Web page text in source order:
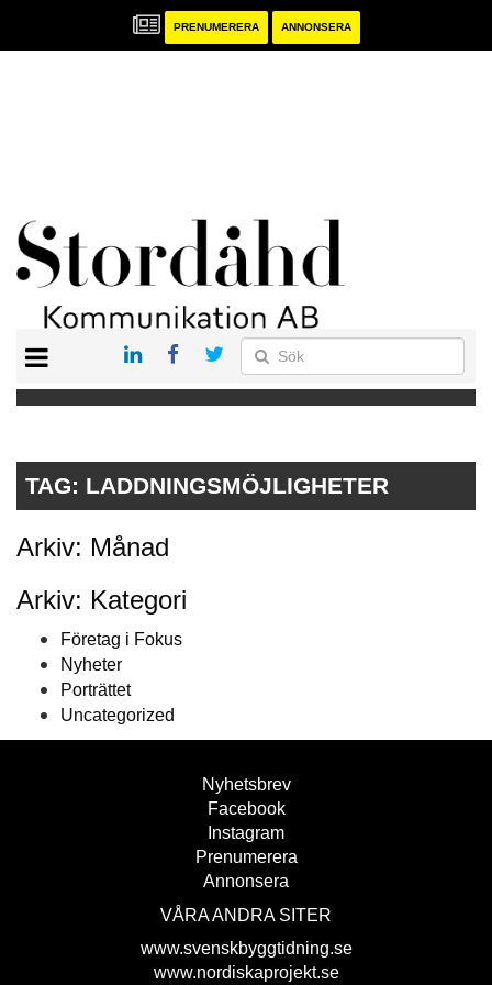
PRENUMERERA ANNONSERA
TAG: LADDNINGSMÖJLIGHETER
Arkiv: Månad
Arkiv: Kategori
Företag i Fokus
Nyheter
Porträttet
Uncategorized
Nyhetsbrev
Facebook
Instagram
Prenumerera
Annonsera
VÅRA ANDRA SITER
www.svenskbyggtidning.se
www.nordiskaprojekt.se